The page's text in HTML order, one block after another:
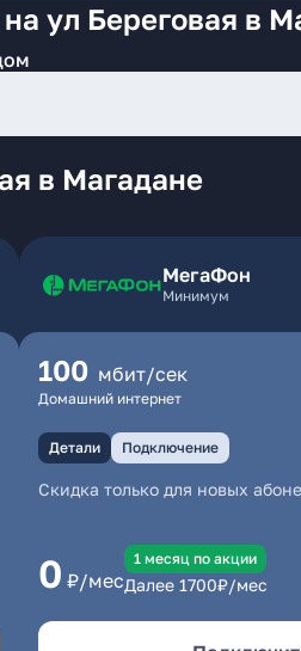
ул Береговая в
в Магадане
МегаФон
Минимум
100 мбит/сек
Домашний интернет
Детали Подключение
Скидка только для новых
0 ₽/мес
1 месяц по акции
Далее 1700₽/мес